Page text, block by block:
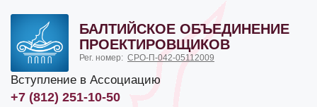
БАЛТИЙСКОЕ ОБЪЕДИНЕНИЕ
ПРОЕКТИРОВЩИКОВ
Рег. номер: СРО-П-042-05112009
Вступление в Ассоциацию
+7 (812) 251-10-50